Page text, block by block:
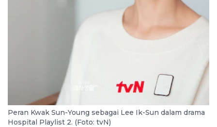
Peran Kwak Sun-Young sebagai Lee Ik-Sun dalam drama
Hospital Playlist 2. (Foto: tvN)